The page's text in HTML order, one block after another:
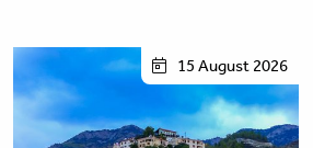
15 August 2026